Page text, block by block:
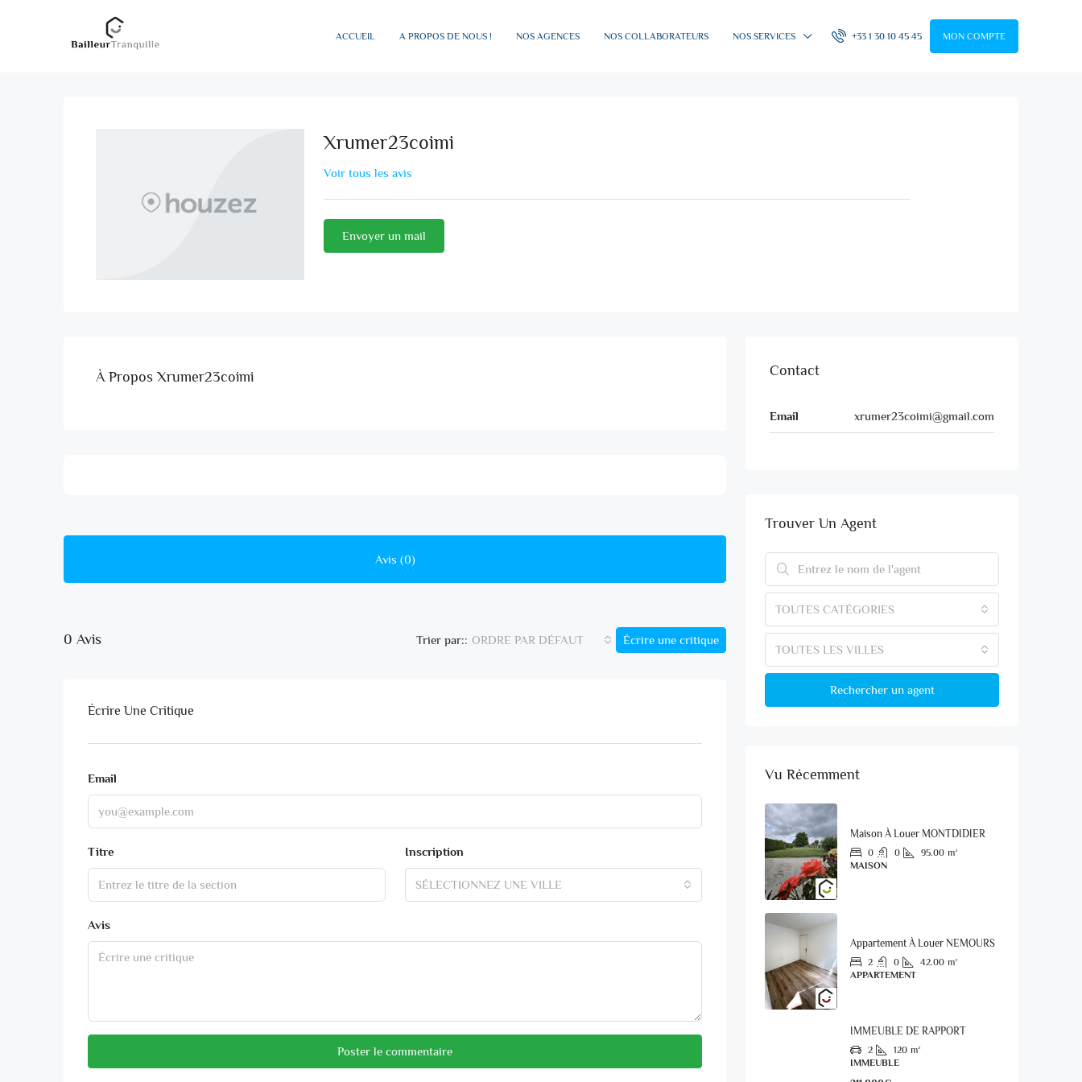
ACCUEIL A PROPOS DE NOUS ! NOS AGENCES NOS COLLABORATEURS NOS SERVICES +33 1 30 10 45 45 MON COMPTE
Xrumer23coimi
Voir tous les avis
Envoyer un mail
À Propos Xrumer23coimi
Avis (0)
0 Avis Trier par:: ORDRE PAR DÉFAUT Écrire une critique
Écrire Une Critique
Email
Titre Inscription
SÉLECTIONNEZ UNE VILLE
Avis
Poster le commentaire
Contact
Email xrumer23coimi@gmail.com
Trouver Un Agent
TOUTES CATÉGORIES
TOUTES LES VILLES
Rechercher un agent
Vu Récemment
Maison À Louer MONTDIDIER
0 0 95.00 m²
MAISON
Appartement À Louer NEMOURS
2 0 42.00 m²
APPARTEMENT
IMMEUBLE DE RAPPORT
2 120 m²
IMMEUBLE